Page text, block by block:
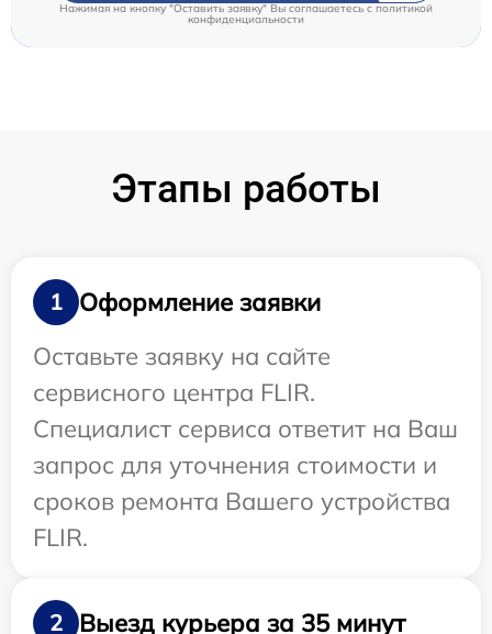
Нажимая на кнопку "Оставить заявку" Вы соглашаетесь c политикой
конфиденциальности
Этапы работы
1
Оформление заявки
Оставьте заявку на сайте
сервисного центра FLIR.
Специалист сервиса ответит на Ваш
запрос для уточнения стоимости и
сроков ремонта Вашего устройства
FLIR.
2 Выезд курьера за 35 минут